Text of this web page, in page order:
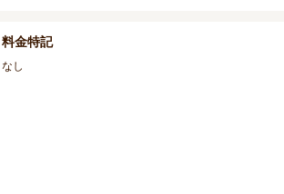
料金特記
なし